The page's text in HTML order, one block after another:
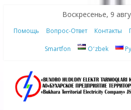
content
Воскресенье, 9
Помощь Вопрос-Ответ Контакты
Smartfon Oʻzbek